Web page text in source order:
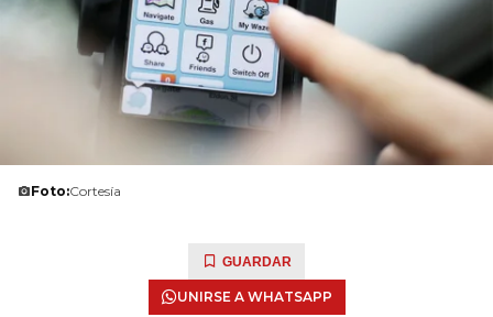
Foto:Cortesía
GUARDAR
UNIRSE A WHATSAPP